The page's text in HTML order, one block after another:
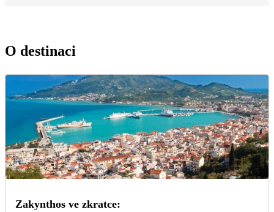
O destinaci
Zakynthos ve zkratce: